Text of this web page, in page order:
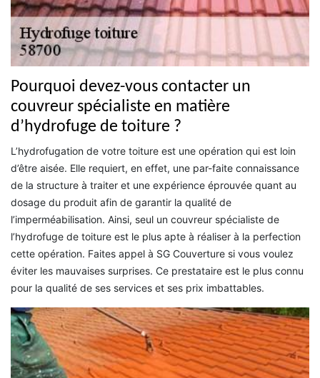
Pourquoi devez-vous contacter un
couvreur spécialiste en matière
d’hydrofuge de toiture ?
L’hydrofugation de votre toiture est une opération qui est loin
d’être aisée. Elle requiert, en effet, une par-faite connaissance
de la structure à traiter et une expérience éprouvée quant au
dosage du produit afin de garantir la qualité de
l’imperméabilisation. Ainsi, seul un couvreur spécialiste de
l’hydrofuge de toiture est le plus apte à réaliser à la perfection
cette opération. Faites appel à SG Couverture si vous voulez
éviter les mauvaises surprises. Ce prestataire est le plus connu
pour la qualité de ses services et ses prix imbattables.